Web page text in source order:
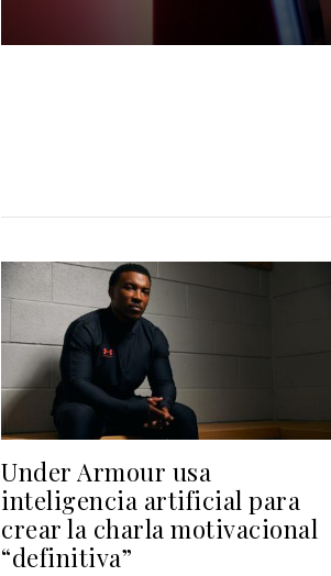
Under Armour usa
inteligencia artificial para
crear la charla motivacional
“definitiva”